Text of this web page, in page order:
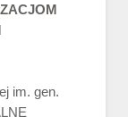
im. gen.